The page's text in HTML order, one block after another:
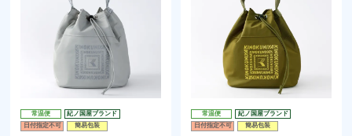
常温便
紀ノ国屋ブランド
日付指定不可
簡易包装
常温便
紀ノ国屋ブランド
日付指定不可
簡易包装